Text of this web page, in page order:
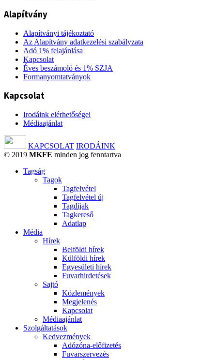
Alapítvány
Alapítványi tájékoztató
Az Alapítvány adatkezelési szabályzata
Adó 1% felajánlása
Kapcsolat
Éves beszámoló és 1% SZJA
Formanyomtatványok
Kapcsolat
Irodáink elérhetőségei
Médiaajánlat
KAPCSOLAT IRODÁINK
© 2019 MKFE minden jog fenntartva
Tagság
Tagok
Tagfelvétel
Tagfelvétel új
Tagdíjak
Tagkereső
Adatlap
Média
Hírek
Belföldi hírek
Külföldi hírek
Egyesületi hírek
Fuvarhirdetések
Sajtó
Közlemények
Megjelenés
Kapcsolat
Médiaajánlat
Szolgáltatások
Kedvezmények
Adózóna-előfizetés
Fuvarszervezés